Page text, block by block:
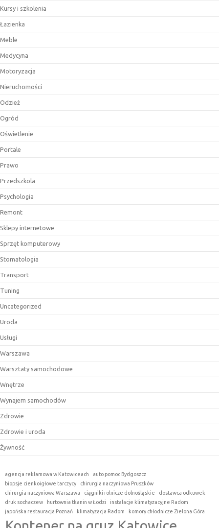
Kursy i szkolenia
Łazienka
Meble
Medycyna
Motoryzacja
Nieruchomości
Odzież
Ogród
Oświetlenie
Portale
Prawo
Przedszkola
Psychologia
Remont
Sklepy internetowe
Sprzęt komputerowy
Stomatologia
Transport
Tuning
Uncategorized
Uroda
Usługi
Warszawa
Warsztaty samochodowe
Wnętrze
Wynajem samochodów
Zdrowie
Zdrowie i uroda
Żywność
agencja reklamowa w Katowiceach
auto pomoc Bydgoszcz
biopsje cienkoigłowe tarczycy
chirurgia naczyniowa Pruszków
chirurgia naczyniowa Warszawa
ciągniki rolnicze dolnośląskie
dostawca odkuwek
druk sochaczew
hurtownia tkanin w Łodzi
instalacje klimatyzacyjne Radom
japońska restauracja Poznań
klimatyzacja Radom komory chłodnicze Zielona Góra